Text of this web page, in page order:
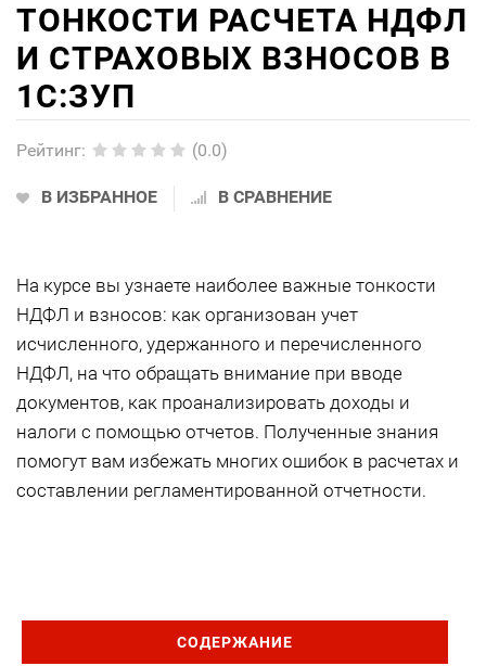
ТОНКОСТИ РАСЧЕТА НДФЛ
И СТРАХОВЫХ ВЗНОСОВ В
1С:ЗУП
Рейтинг: (0.0)
В ИЗБРАННОЕ В СРАВНЕНИЕ
На курсе вы узнаете наиболее важные тонкости
НДФЛ и взносов: как организован учет
исчисленного, удержанного и перечисленного
НДФЛ, на что обращать внимание при вводе
документов, как проанализировать доходы и
налоги с помощью отчетов. Полученные знания
помогут вам избежать многих ошибок в расчетах и
составлении регламентированной отчетности.
СОДЕРЖАНИЕ